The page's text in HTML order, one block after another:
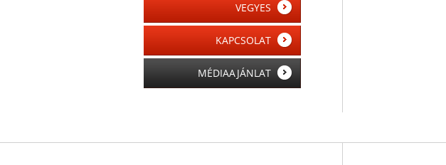
VEGYES
KAPCSOLAT
MÉDIAAJÁNLAT